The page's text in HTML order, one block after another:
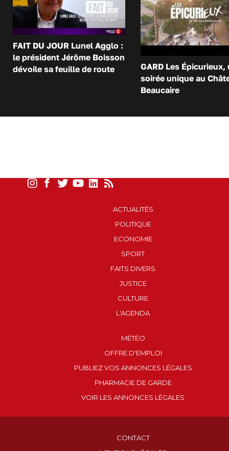
FAIT DU JOUR Lunel Agglo :
le président Jérôme Boisson
dévoile sa feuille de route
GARD Les Épicurieux,
soirée unique au
Beaucaire
ACTUALITÉS
POLITIQUE
ECONOMIE
SPORT
FAITS DIVERS
JUSTICE
CULTURE
L'AGENDA
MÉTÉO
OFFRE D'EMPLOI
PUBLIEZ VOS ANNONCES LÉGALES
PHARMACIE DE GARDE
VOIR LES ANNONCES LÉGALES
CONTACT